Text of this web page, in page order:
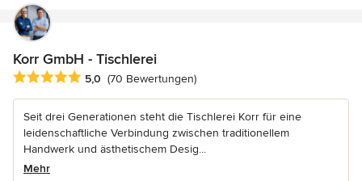
Korr GmbH - Tischlerei
Durchschnittliche Bewertung: 5 von 5 Sternen
5,0 (70 Bewertungen)
Seit drei Generationen steht die Tischlerei Korr für eine
leidenschaftliche Verbindung zwischen traditionellem
Handwerk und ästhetischem Desig...
Mehr